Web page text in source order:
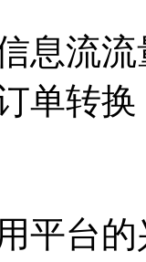
息流
单转换
平台